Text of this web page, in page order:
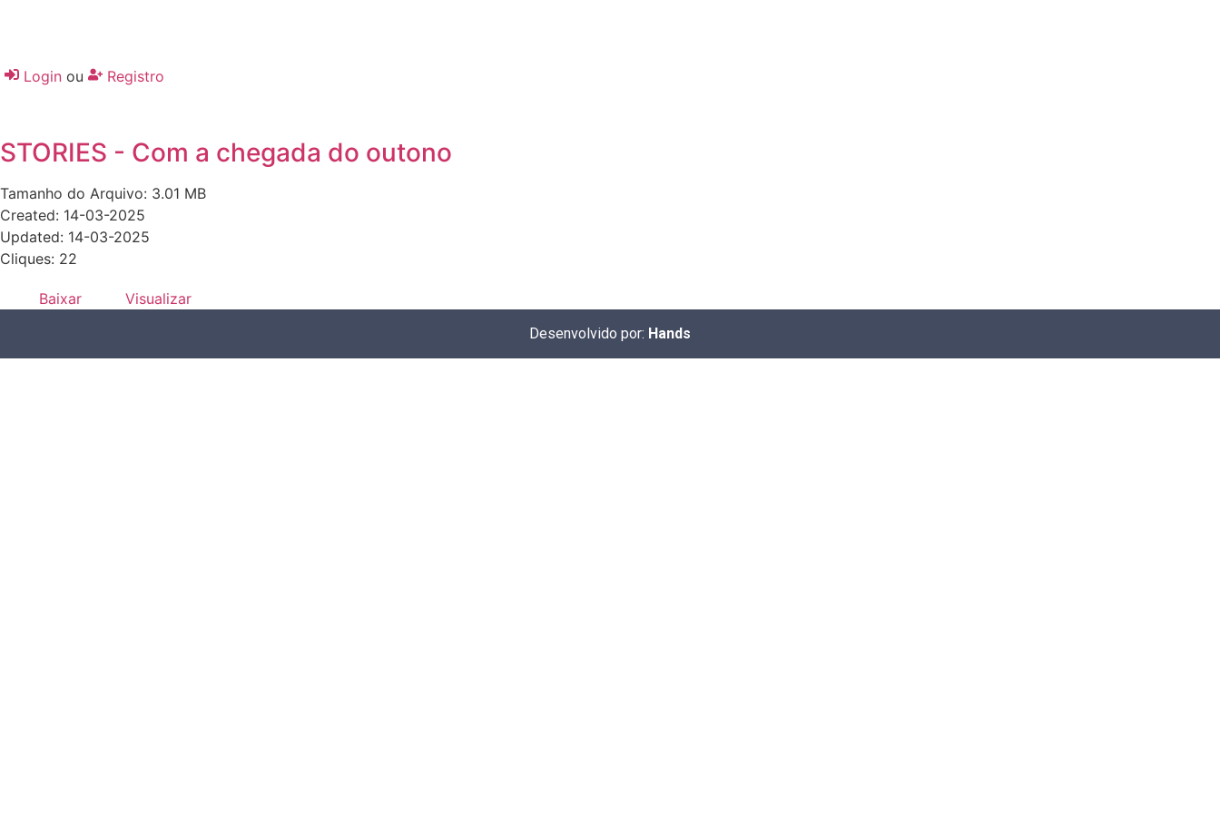
Login ou Registro
STORIES - Com a chegada do outono
Tamanho do Arquivo: 3.01 MB
Created: 14-03-2025
Updated: 14-03-2025
Cliques: 22
Baixar Visualizar
Desenvolvido por: Hands